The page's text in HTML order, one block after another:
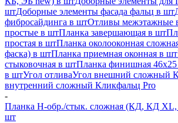
штДоборные элементы фасада фальц в шт
фибросайдинга в штОтливы межэтажные
простые в штПланка завершающая в шт
простая в штПланка околооконная
фаска) в штПланка приемная оконная в шт
стыковочная в штПланка финишная
в штУгол отливаУгол внешний сложный
внутренний сложный Кликфальц Pro
-
Планка H-обр./стык. сложная (КД, КД
шт